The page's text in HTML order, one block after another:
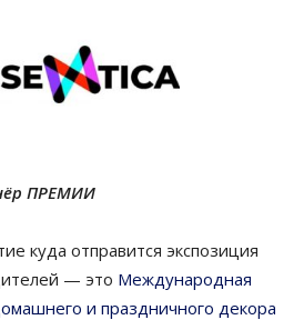
ПРЕМИИ
куда отправится экспозиция
— это Международная
и праздничного декора